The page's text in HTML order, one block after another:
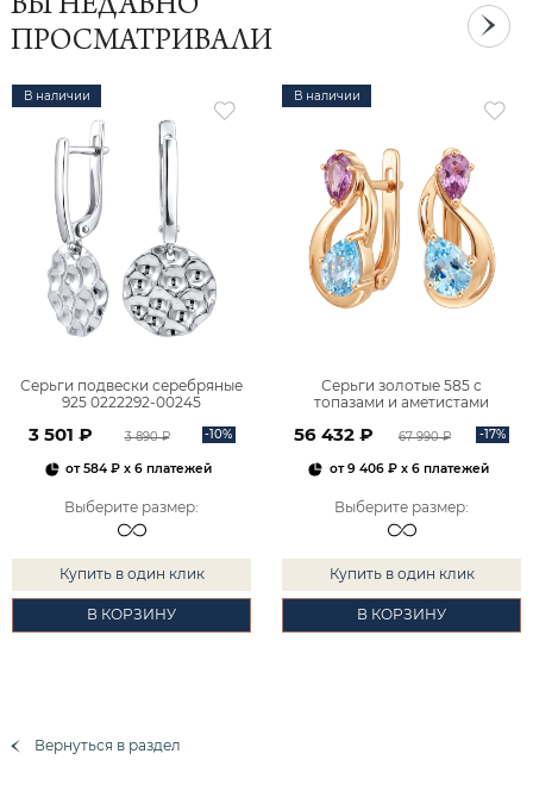
ВЫ НЕДАВНО
ПРОСМАТРИВАЛИ
В наличии
Серьги подвески серебряные
925 0222292-00245
3 501 ₽ 3 890 ₽ -10%
от584 ₽ x 6 платежей
Выберите размер:
Купить в один клик
В КОРЗИНУ
В наличии
Серьги золотые 585 с
топазами и аметистами
56 432 ₽ 67 990 ₽ -17%
от9 406 ₽x 6 платежей
Выберите размер:
Купить в один клик
В КОРЗИНУ
Вернуться в раздел